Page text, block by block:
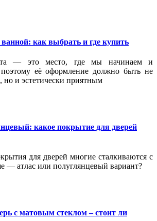
как выбрать и где купить
— это место, где мы начинаем и
поэтому её оформление должно быть не
но и эстетически приятным
какое покрытие для дверей
для дверей многие сталкиваются с
— атлас или полуглянцевый вариант?
с матовым стеклом – стоит ли